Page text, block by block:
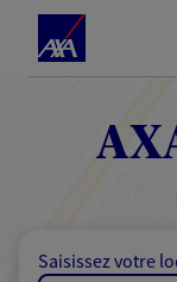
Saisissez votre